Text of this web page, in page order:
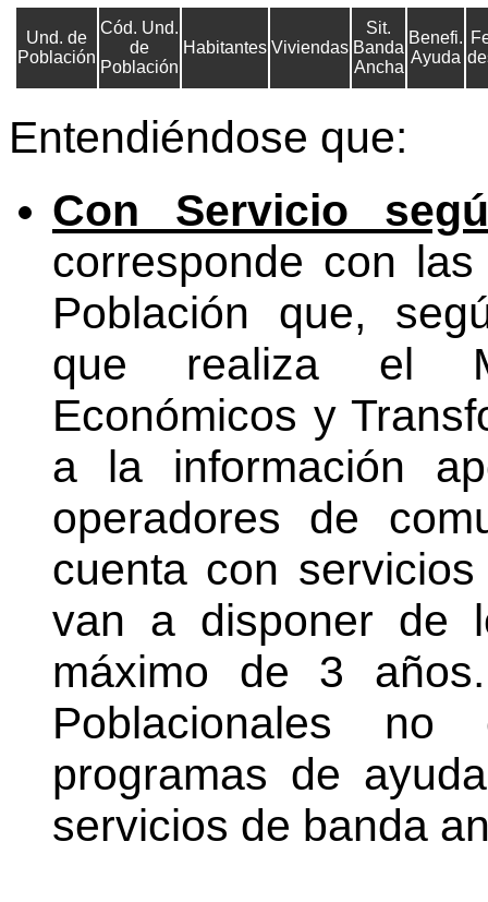
Und. de
Población
Cód. Und.
de
Población
Habitantes Viviendas
Sit.
Banda
Ancha
Benefi.
Ayuda
Entendiéndose que:
Con Servicio
corresponde con
Población que,
que realiza el
Económicos y
a la información
operadores de
cuenta con
van a disponer de
máximo de 3
Poblacionales no
programas de
servicios de banda